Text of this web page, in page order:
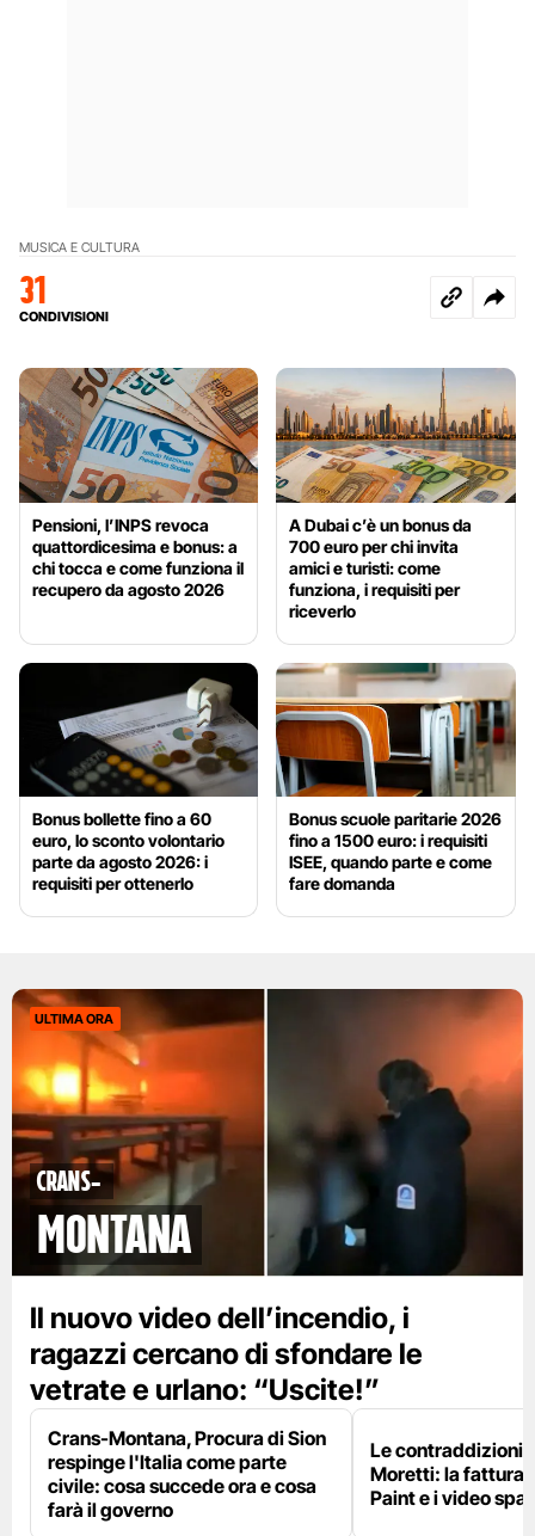
MUSICA E CULTURA
31
CONDIVISIONI
Pensioni, l’INPS revoca
quattordicesima e bonus: a
chi tocca e come funziona il
recupero da agosto 2026
A Dubai c’è un bonus da
700 euro per chi invita
amici e turisti: come
funziona, i requisiti per
riceverlo
Bonus bollette fino a 60
euro, lo sconto volontario
parte da agosto 2026: i
requisiti per ottenerlo
Bonus scuole paritarie 2026
fino a 1500 euro: i requisiti
ISEE, quando parte e come
fare domanda
ULTIMA ORA
Crans-
Montana
Il nuovo video dell’incendio, i
ragazzi cercano di sfondare le
vetrate e urlano: “Uscite!”
Crans-Montana, Procura di Sion
respinge l'Italia come parte
civile: cosa succede ora e cosa
farà il governo
Le contraddizioni
Moretti: la fattura
Paint e i video